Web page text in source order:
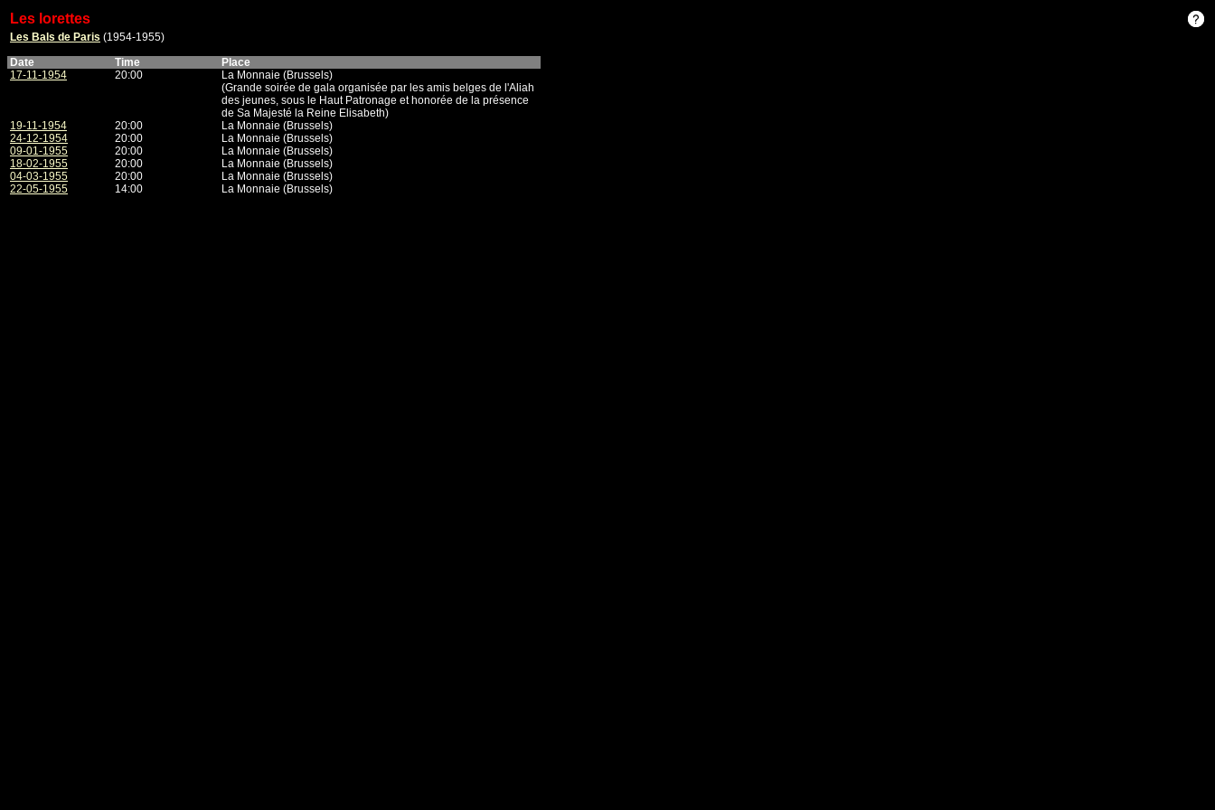
Les lorettes
Les Bals de Paris (1954-1955)
Date
Time
Place
17-11-1954
20:00
La Monnaie (Brussels)
(Grande soirée de gala organisée par les amis belges de l'Aliah
des jeunes, sous le Haut Patronage et honorée de la présence
de Sa Majesté la Reine Elisabeth)
19-11-1954
20:00
La Monnaie (Brussels)
24-12-1954
20:00
La Monnaie (Brussels)
09-01-1955
20:00
La Monnaie (Brussels)
18-02-1955
20:00
La Monnaie (Brussels)
04-03-1955
20:00
La Monnaie (Brussels)
22-05-1955
14:00 La Monnaie (Brussels)